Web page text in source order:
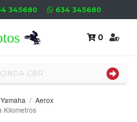
345680 634 345680
0
Yamaha
Aerox
Kilometros